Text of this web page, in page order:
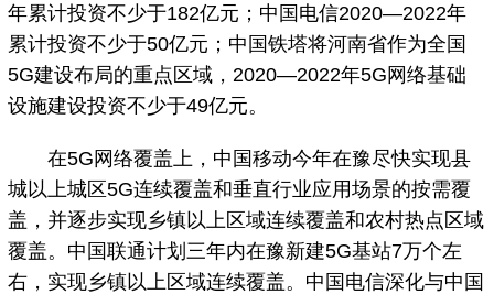
年累计投资不少于182亿元；中国电信2020—2022年
累计投资不少于50亿元；中国铁塔将河南省作为全国
5G建设布局的重点区域，2020—2022年5G网络基础
设施建设投资不少于49亿元。
在5G网络覆盖上，中国移动今年在豫尽快实现县
城以上城区5G连续覆盖和垂直行业应用场景的按需覆
盖，并逐步实现乡镇以上区域连续覆盖和农村热点区域
覆盖。中国联通计划三年内在豫新建5G基站7万个左
右，实现乡镇以上区域连续覆盖。中国电信深化与中国